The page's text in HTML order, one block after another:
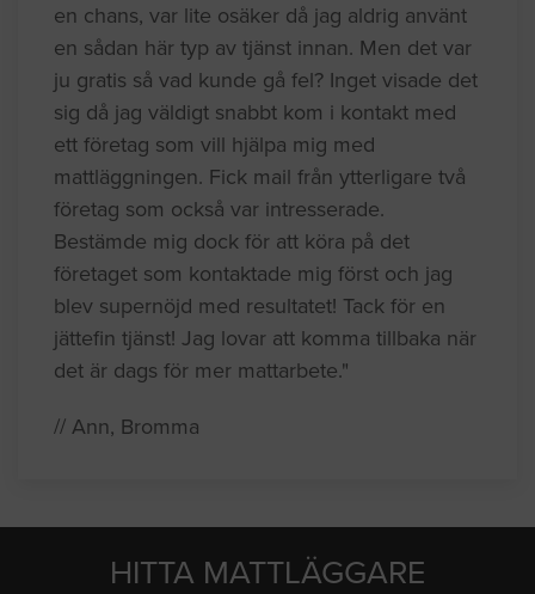
en chans, var lite osäker då jag aldrig använt
en sådan här typ av tjänst innan. Men det var
ju gratis så vad kunde gå fel? Inget visade det
sig då jag väldigt snabbt kom i kontakt med
ett företag som vill hjälpa mig med
mattläggningen. Fick mail från ytterligare två
företag som också var intresserade.
Bestämde mig dock för att köra på det
företaget som kontaktade mig först och jag
blev supernöjd med resultatet! Tack för en
jättefin tjänst! Jag lovar att komma tillbaka när
det är dags för mer mattarbete."
// Ann, Bromma
HITTA MATTLÄGGARE